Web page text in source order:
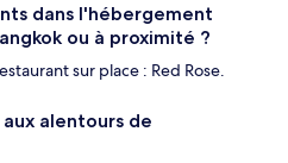
dans l'hébergement
ou à proximité ?
sur place : Red Rose.
alentours de